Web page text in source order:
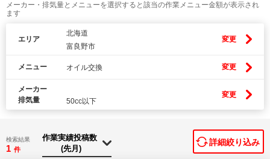
メーカー・排気量とメニューを選択すると該当の作業メニュー金額が表示され
ます
エリア
北海道
富良野市
変更
メニュー オイル交換 変更
メーカー
排気量
50cc以下
変更
検索結果
1 件
詳細絞り込み